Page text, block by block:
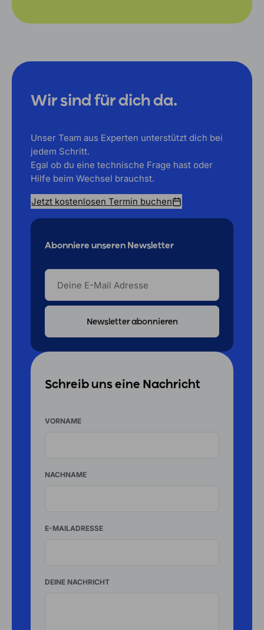
Wir sind für dich da.
Unser Team aus Experten unterstützt dich bei
jedem Schritt.
Egal ob du eine technische Frage hast oder
Hilfe beim Wechsel brauchst.
Jetzt kostenlosen Termin buchen
Abonniere unseren Newsletter
DEINE
MAIL
ADRESSE
Schreib uns eine Nachricht
VORNAME
NACHNAME
E-MAILADRESSE
DEINE NACHRICHT